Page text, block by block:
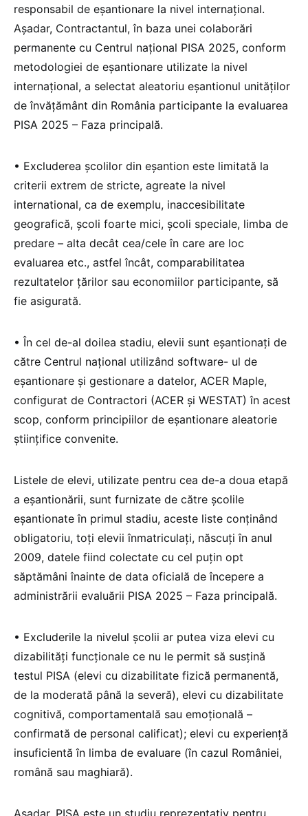
responsabil de eșantionare la nivel internațional.
Așadar, Contractantul, în baza unei colaborări
permanente cu Centrul național PISA 2025, conform
metodologiei de eșantionare utilizate la nivel
internațional, a selectat aleatoriu eșantionul unităților
de învățământ din România participante la evaluarea
PISA 2025 – Faza principală.
• Excluderea școlilor din eșantion este limitată la
criterii extrem de stricte, agreate la nivel
international, ca de exemplu, inaccesibilitate
geografică, școli foarte mici, școli speciale, limba de
predare – alta decât cea/cele în care are loc
evaluarea etc., astfel încât, comparabilitatea
rezultatelor țărilor sau economiilor participante, să
fie asigurată.
• În cel de-al doilea stadiu, elevii sunt eșantionați de
către Centrul național utilizând software- ul de
eșantionare și gestionare a datelor, ACER Maple,
configurat de Contractori (ACER și WESTAT) în acest
scop, conform principiilor de eșantionare aleatorie
științifice convenite.
Listele de elevi, utilizate pentru cea de-a doua etapă
a eșantionării, sunt furnizate de către școlile
eșantionate în primul stadiu, aceste liste conținând
obligatoriu, toți elevii înmatriculați, născuți în anul
2009, datele fiind colectate cu cel puțin opt
săptămâni înainte de data oficială de începere a
administrării evaluării PISA 2025 – Faza principală.
• Excluderile la nivelul școlii ar putea viza elevi cu
dizabilități funcționale ce nu le permit să susțină
testul PISA (elevi cu dizabilitate fizică permanentă,
de la moderată până la severă), elevi cu dizabilitate
cognitivă, comportamentală sau emoțională –
confirmată de personal calificat); elevi cu experiență
insuficientă în limba de evaluare (în cazul României,
română sau maghiară).
Așadar, PISA este un studiu reprezentativ pentru